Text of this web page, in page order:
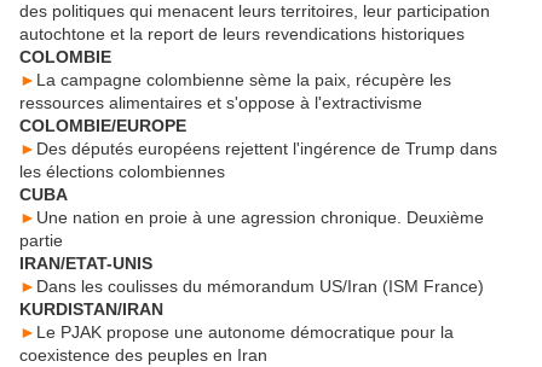
des politiques qui menacent leurs territoires, leur participation
autochtone et la report de leurs revendications historiques
COLOMBIE
► La campagne colombienne sème la paix, récupère les
ressources alimentaires et s'oppose à l'extractivisme
COLOMBIE/EUROPE
► Des députés européens rejettent l'ingérence de Trump dans
les élections colombiennes
CUBA
► Une nation en proie à une agression chronique. Deuxième
partie
IRAN/ETAT-UNIS
► Dans les coulisses du mémorandum US/Iran (ISM France)
KURDISTAN/IRAN
► Le PJAK propose une autonome démocratique pour la
coexistence des peuples en Iran